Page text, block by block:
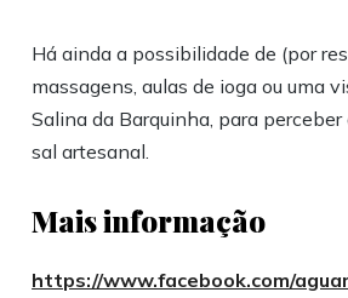
Há ainda a possibilidade de (por
massagens, aulas de ioga ou uma
Salina da Barquinha, para perceber
sal artesanal.
Mais informação
https://www.facebook.com/